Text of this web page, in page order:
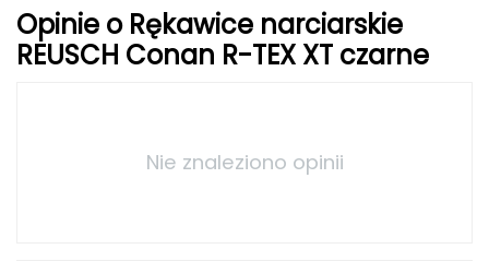
Giant Dragon
Gilmonte
Opinie o Rękawice narciarskie
REUSCH Conan R-TEX XT czarne
Nie znaleziono opinii